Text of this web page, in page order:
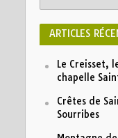
ARTICLES
Le Creisset,
chapelle
Crêtes de
Sourribes